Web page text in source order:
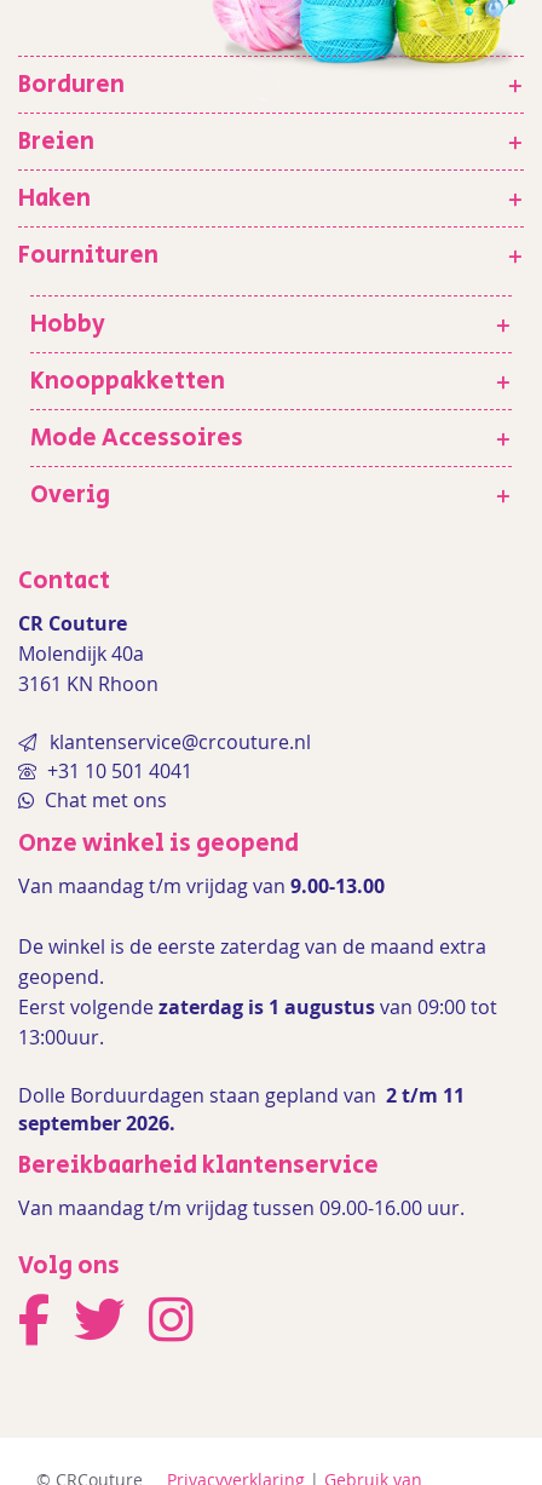
Borduren
+
Breien
+
Haken
+
Fournituren
+
Hobby
+
Knooppakketten
+
Mode Accessoires
+
Overig
+
Contact
CR Couture
Molendijk 40a
3161 KN Rhoon
klantenservice@crcouture.nl
+31 10 501 4041
Chat met ons
Onze winkel is geopend
Van maandag t/m vrijdag van 9.00-13.00
De winkel is de eerste zaterdag van de maand extra
geopend.
Eerst volgendezaterdag is 1 augustusvan 09:00 tot
13:00uur.
Dolle Borduurdagen staan gepland van 2 t/m 11
september 2026.
Bereikbaarheid klantenservice
Van maandag t/m vrijdag tussen 09.00-16.00 uur.
Volg ons
© CRCouture Privacyverklaring | Gebruik van